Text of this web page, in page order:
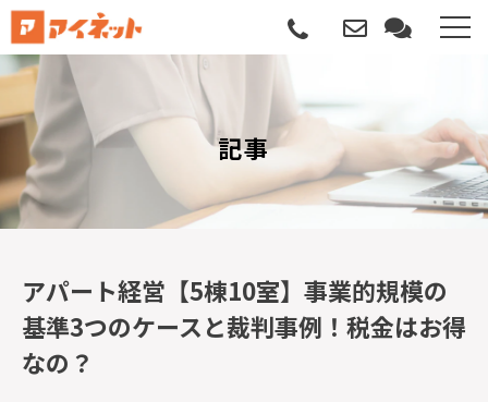
選ばれる理由
導入について
サポートについて
記事
記事
アパート経営【5棟10室】事業的規模の
基準3つのケースと裁判事例！税金はお得
なの？